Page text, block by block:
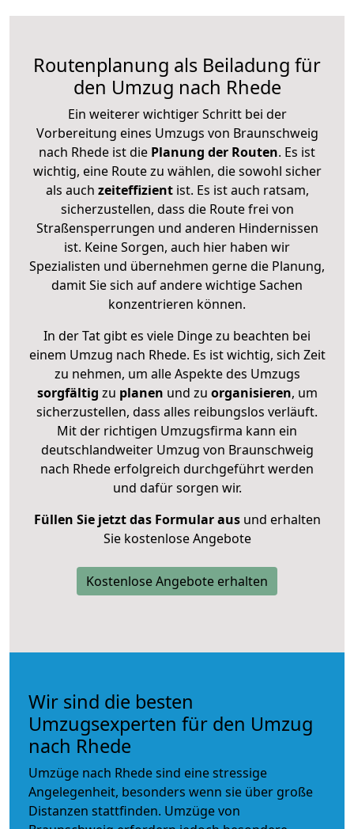
Routenplanung als Beiladung für
den Umzug nach Rhede
Ein weiterer wichtiger Schritt bei der
Vorbereitung eines Umzugs von Braunschweig
nach Rhede ist die Planung der Routen. Es ist
wichtig, eine Route zu wählen, die sowohl sicher
als auch zeiteffizientist. Es ist auch ratsam,
sicherzustellen, dass die Route frei von
Straßensperrungen und anderen Hindernissen
ist. Keine Sorgen, auch hier haben wir
Spezialisten und übernehmen gerne die Planung,
damit Sie sich auf andere wichtige Sachen
konzentrieren können.
In der Tat gibt es viele Dinge zu beachten bei
einem Umzug nach Rhede. Es ist wichtig, sich Zeit
zu nehmen, um alle Aspekte des Umzugs
sorgfältig zu planen und zu organisieren, um
sicherzustellen, dass alles reibungslos verläuft.
Mit der richtigen Umzugsfirma kann ein
deutschlandweiter Umzug von Braunschweig
nach Rhede erfolgreich durchgeführt werden
und dafür sorgen wir.
Füllen Sie jetzt das Formular ausund erhalten
Sie kostenlose Angebote
Kostenlose Angebote erhalten
Wir sind die besten
Umzugsexperten für den Umzug
nach Rhede
Umzüge nach Rhede sind eine stressige
Angelegenheit, besonders wenn sie über große
Distanzen stattfinden. Umzüge von